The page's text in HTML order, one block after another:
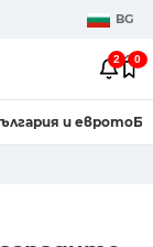
BG
2 0
и еврото